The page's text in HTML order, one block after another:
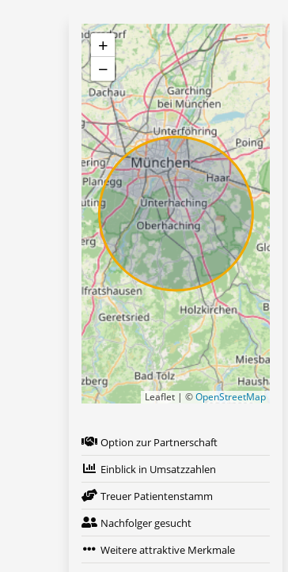
+
−
Leaflet | ©OpenStreetMap
Option zur Partnerschaft
Einblick in Umsatzzahlen
Treuer Patientenstamm
Nachfolger gesucht
Weitere attraktive Merkmale